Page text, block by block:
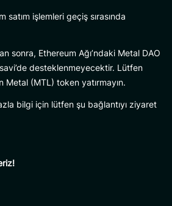
satım işlemleri geçiş sırasında
sonra, Ethereum Ağı’ndaki Metal DAO
desteklenmeyecektir. Lütfen
Metal (MTL) token yatırmayın.
bilgi için lütfen şu bağlantıyı ziyaret